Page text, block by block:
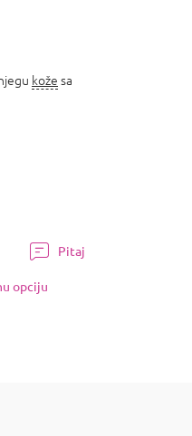
kože sa
Pitaj
opciju